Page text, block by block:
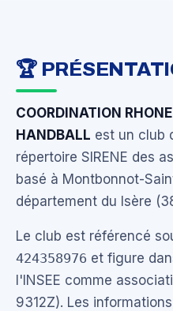
🏆
COORDINATION
HANDBALL est un club
répertoire SIRENE des
basé à Montbonnot-
département du Isère
Le club est référencé
424358976 et figure
l'INSEE comme
9312Z). Les